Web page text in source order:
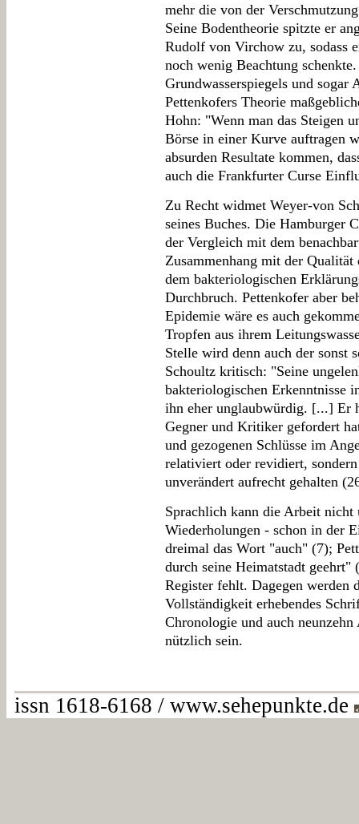
mehr die von der
Seine Bodentheorie spitzte er
Rudolf von Virchow zu, sodass
noch wenig Beachtung
Grundwasserspiegels und sogar
Pettenkofers Theorie
Hohn: "Wenn man das Steigen
Börse in einer Kurve auftragen
absurden Resultate kommen,
auch die Frankfurter Curse
Zu Recht widmet Weyer-von
seines Buches. Die Hamburger
der Vergleich mit dem
Zusammenhang mit der Qualität
dem bakteriologischen
Durchbruch. Pettenkofer aber
Epidemie wäre es auch
Tropfen aus ihrem
Stelle wird denn auch der sonst
Schoultz kritisch: "Seine
bakteriologischen Erkenntnisse
ihn eher unglaubwürdig. [...] Er
Gegner und Kritiker gefordert
und gezogenen Schlüsse im
relativiert oder revidiert,
unverändert aufrecht gehalten
Sprachlich kann die Arbeit nicht
Wiederholungen - schon in der
dreimal das Wort "auch" (7);
durch seine Heimatstadt
Register fehlt. Dagegen werden
Vollständigkeit erhebendes
Chronologie und auch
nützlich sein.
issn 1618-6168 / www.sehepunkte.de